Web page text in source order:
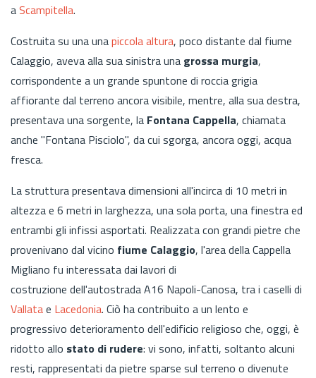
aScampitella.
Costruita su una unapiccola altura, poco distante dal fiume
Calaggio, aveva alla sua sinistra una grossa murgia,
corrispondente a un grande spuntone di roccia grigia
affiorante dal terreno ancora visibile, mentre, alla sua destra,
presentava una sorgente, la Fontana Cappella, chiamata
anche "Fontana Pisciolo", da cui sgorga, ancora oggi, acqua
fresca.
La struttura presentava dimensioni all'incirca di 10 metri in
altezza e 6 metri in larghezza, una sola porta, una finestra ed
entrambi gli infissi asportati. Realizzata con grandi pietre che
provenivano dal vicino fiume Calaggio, l'area della Cappella
Migliano fu interessata dai lavori di
costruzione dell'autostrada A16 Napoli-Canosa, tra i caselli di
Vallatae Lacedonia. Ciò ha contribuito a un lento e
progressivo deterioramento dell'edificio religioso che, oggi, è
ridotto allo stato di rudere: vi sono, infatti, soltanto alcuni
resti, rappresentati da pietre sparse sul terreno o divenute